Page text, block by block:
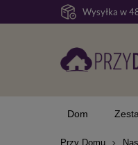
Wysyłka w
Dom
Przy Domu